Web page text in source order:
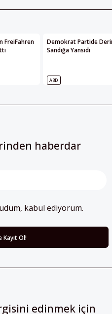
FreiFahren
Demokrat Partide
Sandığa Yansıdı
ABD
haberdar
kabul ediyorum.
edinmek için